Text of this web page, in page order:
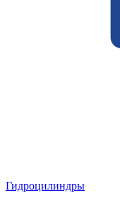
Гидроцилиндры